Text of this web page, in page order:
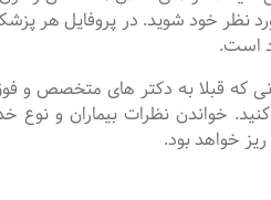
نظر خود شوید. در پروفایل
است.
که قبلا به دکتر های متخصص
خواندن نظرات بیماران و
خواهد بود.